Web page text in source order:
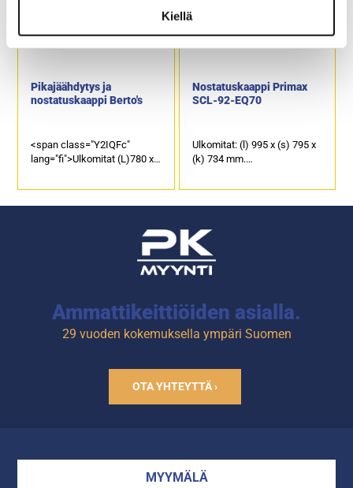
Kiellä
Pikajäähdytys ja
nostatuskaappi Berto's
<span class="Y2IQFc"
lang="fi">Ulkomitat (L)780 x
Lämpötila-alue -40/+80 °C
Nostatuskaappi Primax
SCL-92-EQ70
Ulkomitat: (l) 995 x (s) 795 x
(k) 734 mm.
Kapasiteetti 12 x GN 1/1 tai
Ammattikeittiöiden asialla.
29 vuoden kokemuksella ympäri Suomen
OTA YHTEYTTÄ ›
MYYMÄLÄ